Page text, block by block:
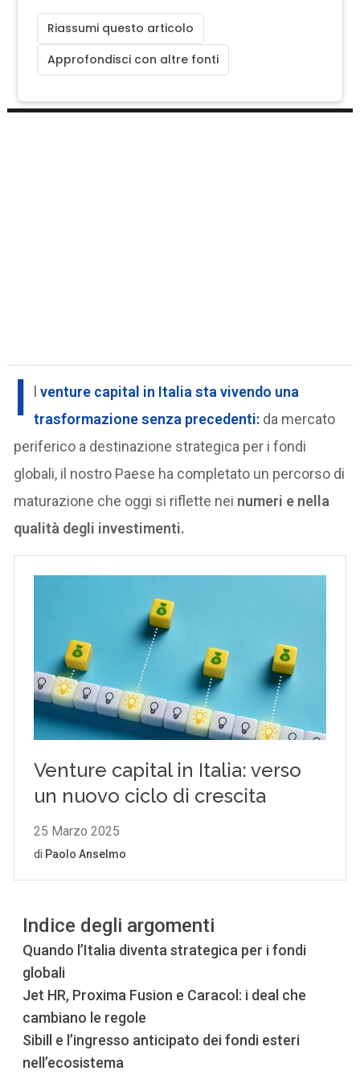
Riassumi questo articolo
Approfondisci con altre fonti
I lventure capital in Italia sta vivendo una
trasformazione senza precedenti: da mercato
periferico a destinazione strategica per i fondi
globali, il nostro Paese ha completato un percorso di
maturazione che oggi si riflette nei numeri e nella
qualità degli investimenti.
Indice degli argomenti
Quando l’Italia diventa strategica per i fondi
globali
Jet HR, Proxima Fusion e Caracol: i deal che
cambiano le regole
Sibill e l’ingresso anticipato dei fondi esteri
nell’ecosistema